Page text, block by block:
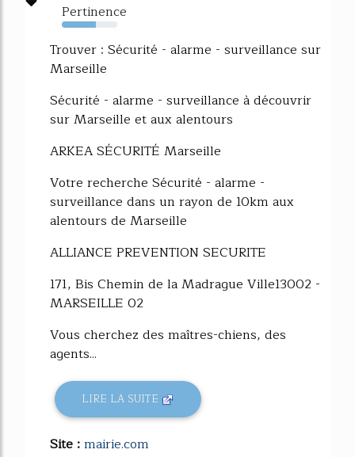
Pertinence
61%
Trouver : Sécurité - alarme - surveillance sur
Marseille
Sécurité - alarme - surveillance à découvrir
sur Marseille et aux alentours
ARKEA SÉCURITÉ Marseille
Votre recherche Sécurité - alarme -
surveillance dans un rayon de 10km aux
alentours de Marseille
ALLIANCE PREVENTION SECURITE
171, Bis Chemin de la Madrague Ville13002 -
MARSEILLE 02
Vous cherchez des maîtres-chiens, des
agents...
LIRE LA SUITE
Site :mairie.com